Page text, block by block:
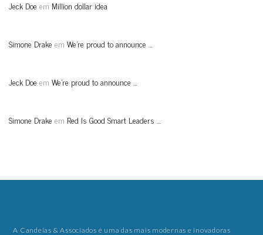
Jeck Doe em Million dollar idea
Simone Drake em We’re proud to announce …
Jeck Doe em We’re proud to announce …
Simone Drake em Red Is Good Smart Leaders …
A Candeias & Associados é uma das mais modernas e inovadoras